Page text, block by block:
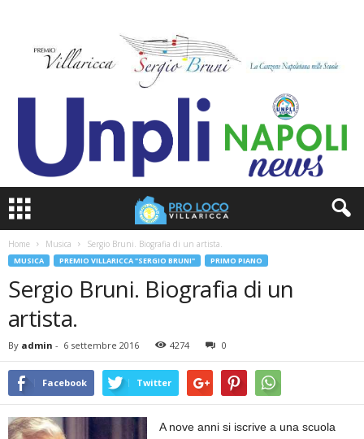
Home Musica Sergio Bruni. Biografia di un artista.
MUSICA PREMIO VILLARICCA "SERGIO BRUNI" PRIMO PIANO
Sergio Bruni. Biografia di un
artista.
By admin - 6 settembre 2016 4274 0
Facebook Twitter
A nove anni si iscrive a una scuola